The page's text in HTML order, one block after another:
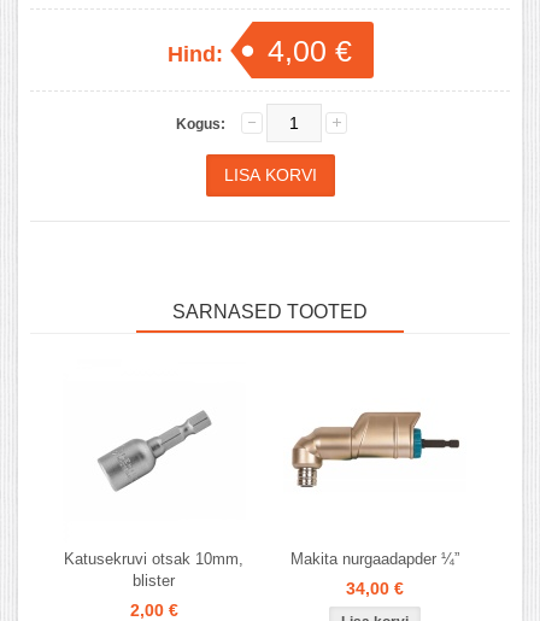
Hind: 4,00 €
Kogus:
SARNASED TOOTED
Katusekruvi otsak 10mm,
blister
2,00 €
Makita nurgaadapder ¼”
34,00 €